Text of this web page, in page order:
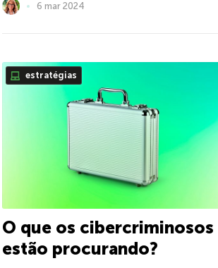
6 mar 2024
estratégias
O que os cibercriminosos
estão procurando?